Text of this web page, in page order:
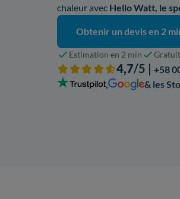
chaleur avec Hello Watt, le
Obtenir un devis en 2
Estimation en 2 min
4,7/5 | +58
,
& les